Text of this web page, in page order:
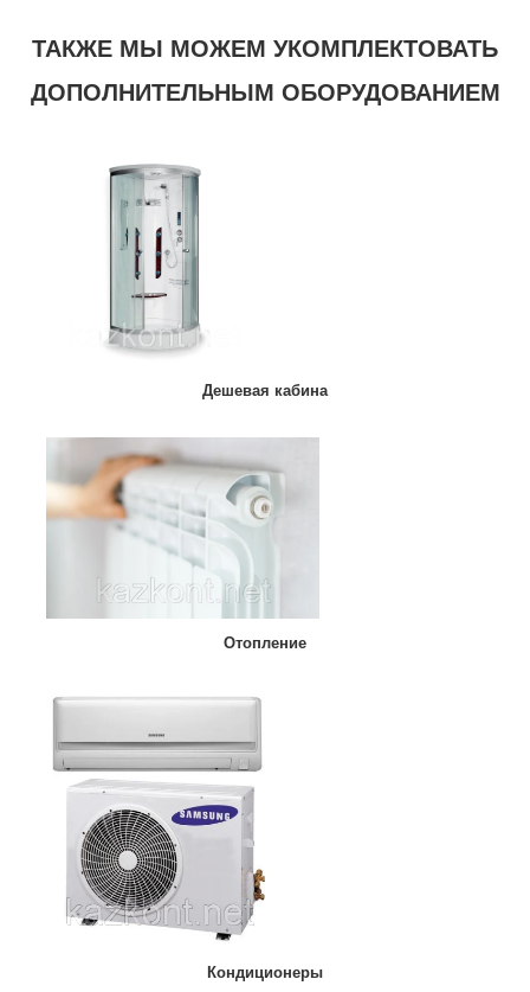
ТАКЖЕ МЫ МОЖЕМ УКОМПЛЕКТОВАТЬ
ДОПОЛНИТЕЛЬНЫМ ОБОРУДОВАНИЕМ
Дешевая кабина
Отопление
Кондиционеры